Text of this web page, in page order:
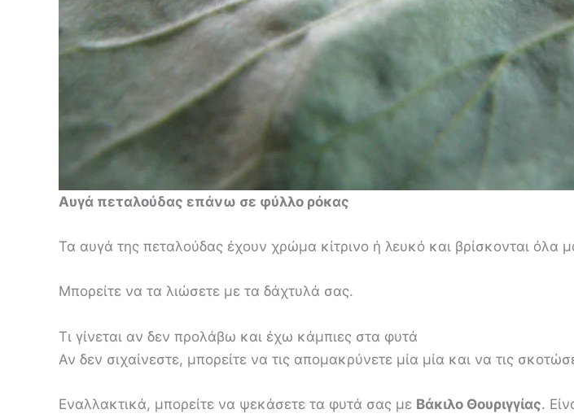
Αυγά πεταλούδας επάνω σε φύλλο ρόκας
Τα αυγά της πεταλούδας έχουν χρώμα κίτρινο ή λευκό και βρίσκονται όλα
Μπορείτε να τα λιώσετε με τα δάχτυλά σας.
Τι γίνεται αν δεν προλάβω και έχω κάμπιες στα φυτά
Αν δεν σιχαίνεστε, μπορείτε να τις απομακρύνετε μία μία και να τις
Εναλλακτικά, μπορείτε να ψεκάσετε τα φυτά σας με Βάκιλο Θουριγγίας.